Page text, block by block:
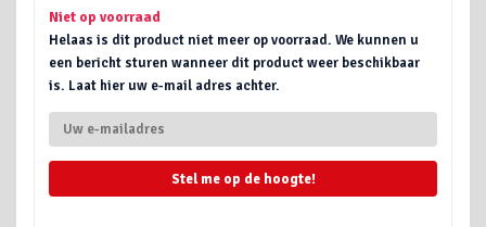
Niet op voorraad
Helaas is dit product niet meer op voorraad. We kunnen u
een bericht sturen wanneer dit product weer beschikbaar
is. Laat hier uw e-mail adres achter.
Stel me op de hoogte!